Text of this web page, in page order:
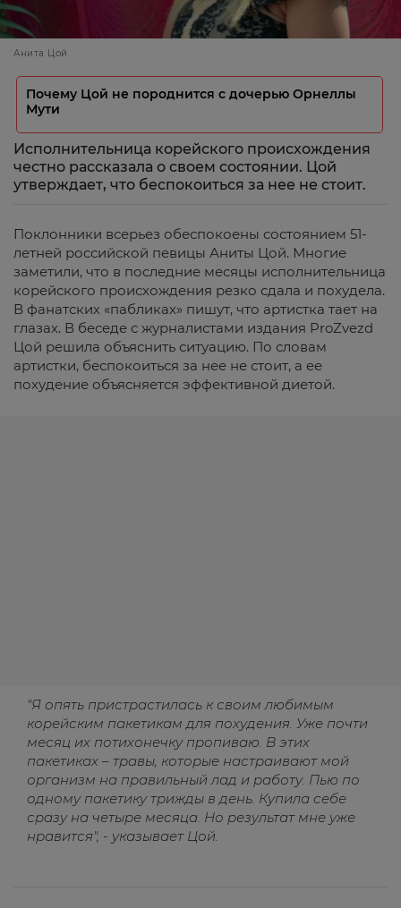
Анита Цой
Почему Цой не породнится с дочерью Орнеллы
Мути
Исполнительница корейского происхождения
честно рассказала о своем состоянии. Цой
утверждает, что беспокоиться за нее не стоит.
Поклонники всерьез обеспокоены состоянием 51-
летней российской певицы Аниты Цой. Многие
заметили, что в последние месяцы исполнительница
корейского происхождения резко сдала и похудела.
В фанатских «пабликах» пишут, что артистка тает на
глазах. В беседе с журналистами издания ProZvezd
Цой решила объяснить ситуацию. По словам
артистки, беспокоиться за нее не стоит, а ее
похудение объясняется эффективной диетой.
"Я опять пристрастилась к своим любимым
корейским пакетикам для похудения. Уже почти
месяц их потихонечку пропиваю. В этих
пакетиках – травы, которые настраивают мой
организм на правильный лад и работу. Пью по
одному пакетику трижды в день. Купила себе
сразу на четыре месяца. Но результат мне уже
нравится", - указывает Цой.